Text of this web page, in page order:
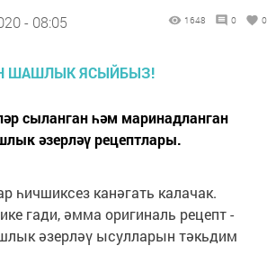
- 08:05 1648 0 0
сыланган һәм маринадланган
әзерләү рецептлары.
һичшиксез канәгать калачак.
гади, әмма оригиналь рецепт -
әзерләү ысулларын тәкьдим